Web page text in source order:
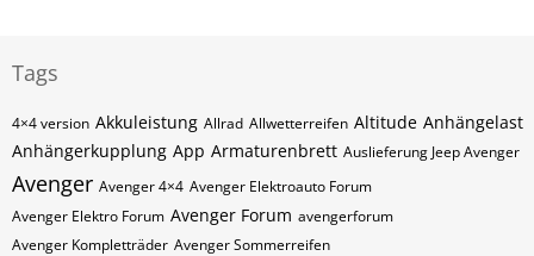
Tags
4×4 version Akkuleistung Allrad Allwetterreifen Altitude Anhängelast
Anhängerkupplung App Armaturenbrett Auslieferung Jeep Avenger
Avenger Avenger 4×4 Avenger Elektroauto Forum
Avenger Elektro Forum Avenger Forum avengerforum
Avenger Kompletträder Avenger Sommerreifen